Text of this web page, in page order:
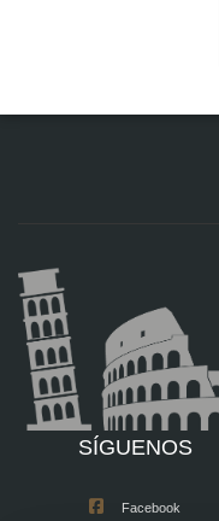
SÍGUENOS
Facebook